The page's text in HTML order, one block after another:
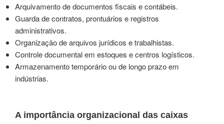
Arquivamento de documentos fiscais e contábeis.
Guarda de contratos, prontuários e registros
administrativos.
Organização de arquivos jurídicos e trabalhistas.
Controle documental em estoques e centros logísticos.
Armazenamento temporário ou de longo prazo em
indústrias.
A importância organizacional das caixas